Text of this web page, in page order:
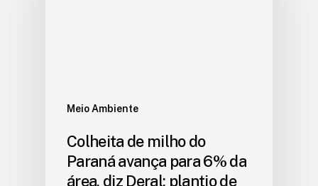
Meio Ambiente
Colheita de milho do
Paraná avança para 6% da
área, diz Deral; plantio de